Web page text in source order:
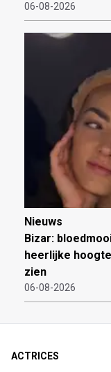
06-08-2026
Nieuws
Bizar:
heerlijke
zien
06-08-2026
ACTRICES